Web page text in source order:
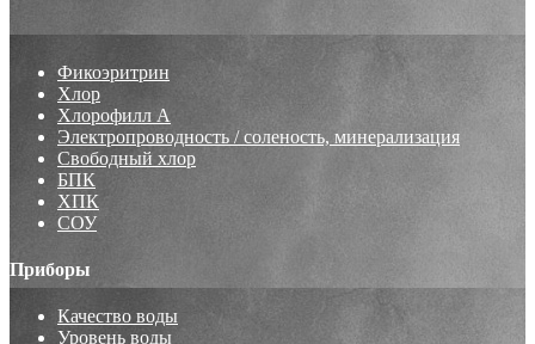
Фикоэритрин
Хлор
Хлорофилл А
Электропроводность / соленость, минерализация
Свободный хлор
БПК
ХПК
СОУ
Приборы
Качество воды
Уровень воды